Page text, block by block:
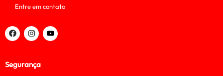
Entre em contato
Segurança